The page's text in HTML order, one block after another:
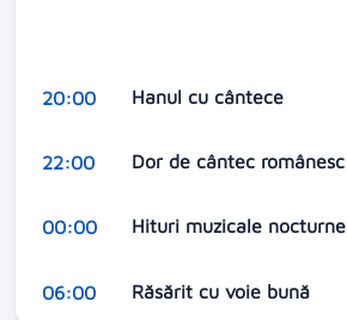
20:00 Hanul cu cântece
22:00 Dor de cântec românesc
00:00 Hituri muzicale nocturne
06:00 Răsărit cu voie bună